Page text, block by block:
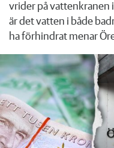
vrider på vattenkranen
är det vatten i både
ha förhindrat menar